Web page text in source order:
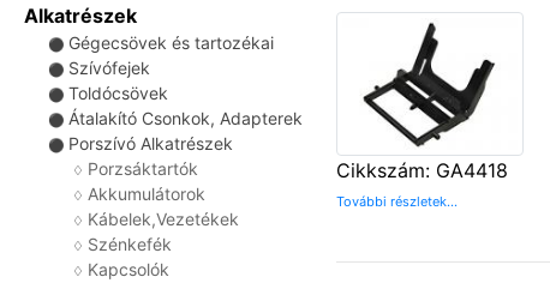
Alkatrészek
⚫ Gégecsövek és tartozékai
⚫ Szívófejek
⚫ Toldócsövek
⚫ Átalakító Csonkok, Adapterek
⚫ Porszívó Alkatrészek
♢ Porzsáktartók
♢ Akkumulátorok
♢ Kábelek,Vezetékek
♢ Szénkefék
♢ Kapcsolók
Cikkszám: GA4418
További részletek...